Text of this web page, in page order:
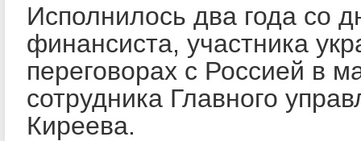
Исполнилось два года со
финансиста, участника
переговорах с Россией в
сотрудника Главного
Киреева.